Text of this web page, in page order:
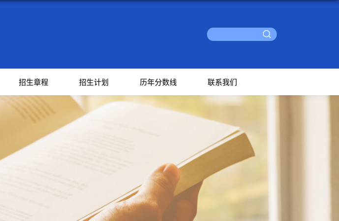
招生章程 招生计划 历年分数线 联系我们